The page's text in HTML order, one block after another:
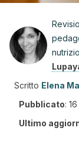
Scritto Elena
Pubblicato:
Ultimo